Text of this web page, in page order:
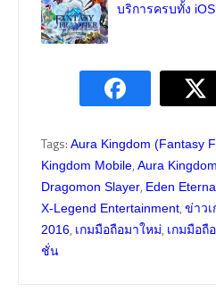
บริการครบทั้ง
Tags: Aura Kingdom (Fantasy
Kingdom Mobile, Aura
Dragomon Slayer, Eden
X-Legend Entertainment, ข่าวเ
2016, เกมมือถือมาใหม่, เกมมือถื
ชั่น